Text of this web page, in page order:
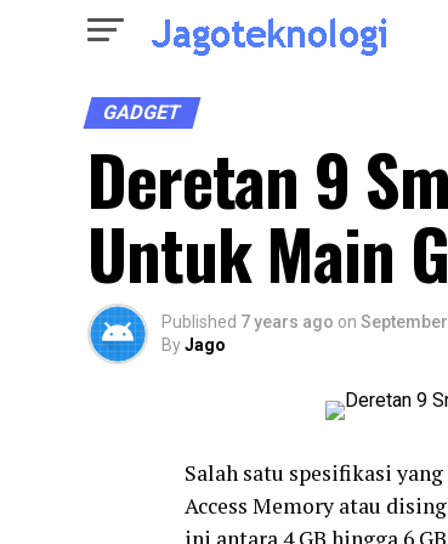
GADGET
Deretan 9
Untuk Main
Published 7 years ago on
ByJago
Salah satu spesifikasi
Access Memory atau